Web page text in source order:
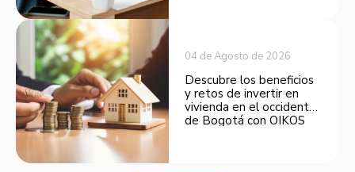
04 de Agosto de 2026
Descubre los beneficios
y retos de invertir en
vivienda en el occidente
de Bogotá con OIKOS